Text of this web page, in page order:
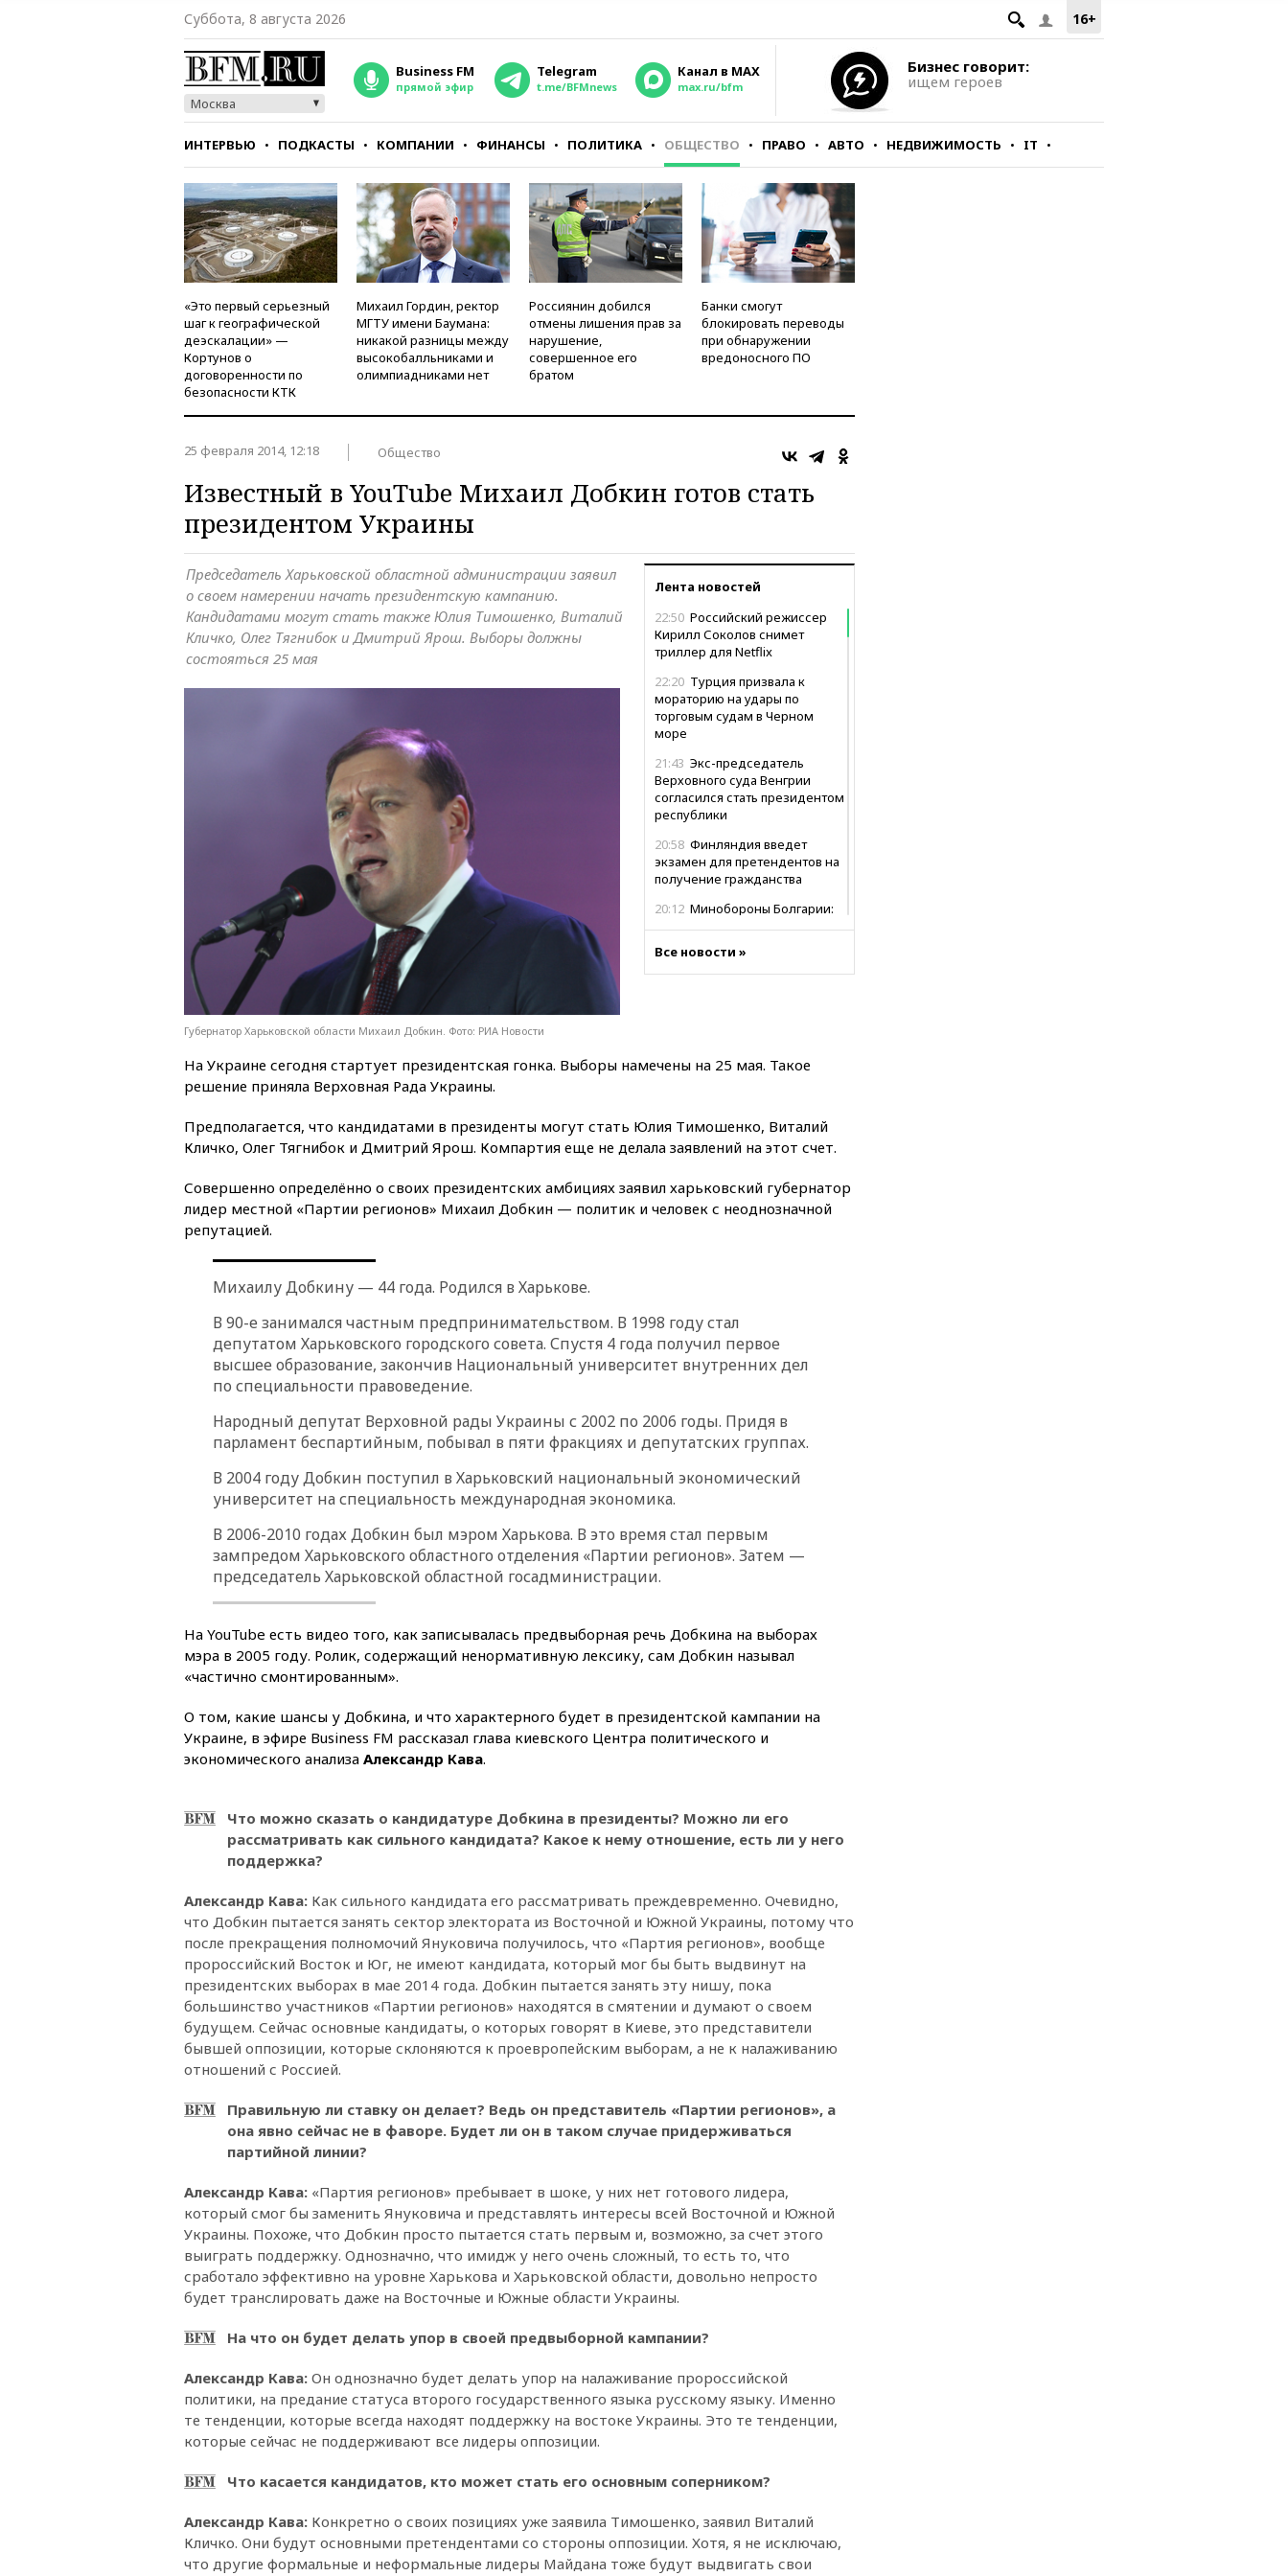
16+
Суббота, 8 августа 2026
Москва
Business FM
прямой эфир
Telegram
t.me/BFMnews
Канал в MAX
max.ru/bfm
Бизнес говорит:
ищем героев
ИНТЕРВЬЮ ПОДКАСТЫ КОМПАНИИ ФИНАНСЫ ПОЛИТИКА ОБЩЕСТВО ПРАВО АВТО НЕДВИЖИМОСТЬ IT
СТИЛЬ ТЕСТЫ
«Это первый серьезный
шаг к географической
деэскалации» —
Кортунов о
договоренности по
безопасности КТК
Михаил Гордин, ректор
МГТУ имени Баумана:
никакой разницы между
высокобалльниками и
олимпиадниками нет
Россиянин добился
отмены лишения прав за
нарушение,
совершенное его
братом
Банки смогут
блокировать переводы
при обнаружении
вредоносного ПО
25 февраля 2014, 12:18 Общество
Известный в YouTube Михаил Добкин готов стать
президентом Украины
Лента новостей
22:50 Российский режиссер
Кирилл Соколов снимет
триллер для Netflix
22:20 Турция призвала к
мораторию на удары по
торговым судам в Черном
море
21:43 Экс-председатель
Верховного суда Венгрии
согласился стать президентом
республики
20:58 Финляндия введет
экзамен для претендентов на
получение гражданства
20:12 Минобороны Болгарии:
был украинским
европейских подземных
18:25 ТАСС: Уиткофф и
Кушнер могут вскоре посетить
«Тиса» выдвинула экс-
председателя Верховного
угрозу европейскую зиму»
16:16 Беспилотник взорвался
вблизи газопровода в
Болгарии
Белгородской области погиб
мирный житель
14:54В Аргентине умер отец
судоходство в Черном море
14:20
стал Тодд Бланш
закрыты из-за опасности БПЛА
13:03Испания ввела
12:27Возгорание на Ильском
НПЗ, вызванное атакой БПЛА,
Лерчек
10:27 Движение по трассе
«Новороссия» восстановлено
09:55Силы ПВО перехватили
за утро 85 БПЛА над
территорией РФ
09:25Ильский НПЗ на Кубани
загорелся после падения
девяти БПЛА, сбитых на
подлете к Москве
регионами
08:16 Лукашенко призвал
белорусов покупать избы в
селах
07:30Нигерия стала
крупнейшим поставщиком
усилий против наркотрафика
05:30 ВМС Испании усилили
присутствие в Сеуте на фоне
03:30 В Минстрое сравнили
02:30 Трамп попросил
отпустить его с круглого стола
Все новости »
Председатель Харьковской областной администрации заявил
о своем намерении начать президентскую кампанию.
Кандидатами могут стать также Юлия Тимошенко, Виталий
Кличко, Олег Тягнибок и Дмитрий Ярош. Выборы должны
состояться 25 мая
Губернатор Харьковской области Михаил Добкин. Фото: РИА Новости
На Украине сегодня стартует президентская гонка. Выборы намечены на 25 мая. Такое
решение приняла Верховная Рада Украины.
Предполагается, что кандидатами в президенты могут стать Юлия Тимошенко, Виталий
Кличко, Олег Тягнибок и Дмитрий Ярош. Компартия еще не делала заявлений на этот счет.
Совершенно определённо о своих президентских амбициях заявил харьковский губернатор
лидер местной «Партии регионов» Михаил Добкин — политик и человек с неоднозначной
репутацией.
Михаилу Добкину — 44 года. Родился в Харькове.
В 90-е занимался частным предпринимательством. В 1998 году стал
депутатом Харьковского городского совета. Спустя 4 года получил первое
высшее образование, закончив Национальный университет внутренних дел
по специальности правоведение.
Народный депутат Верховной рады Украины с 2002 по 2006 годы. Придя в
парламент беспартийным, побывал в пяти фракциях и депутатских группах.
В 2004 году Добкин поступил в Харьковский национальный экономический
университет на специальность международная экономика.
В 2006-2010 годах Добкин был мэром Харькова. В это время стал первым
зампредом Харьковского областного отделения «Партии регионов». Затем —
председатель Харьковской областной госадминистрации.
На YouTube есть видео того, как записывалась предвыборная речь Добкина на выборах
мэра в 2005 году. Ролик, содержащий ненормативную лексику, сам Добкин называл
«частично смонтированным».
О том, какие шансы у Добкина, и что характерного будет в президентской кампании на
Украине, в эфире Business FM рассказал глава киевского Центра политического и
экономического анализа Александр Кава.
Что можно сказать о кандидатуре Добкина в президенты? Можно ли его
рассматривать как сильного кандидата? Какое к нему отношение, есть ли у него
поддержка?
Александр Кава: Как сильного кандидата его рассматривать преждевременно. Очевидно,
что Добкин пытается занять сектор электората из Восточной и Южной Украины, потому что
после прекращения полномочий Януковича получилось, что «Партия регионов», вообще
пророссийский Восток и Юг, не имеют кандидата, который мог бы быть выдвинут на
президентских выборах в мае 2014 года. Добкин пытается занять эту нишу, пока
большинство участников «Партии регионов» находятся в смятении и думают о своем
будущем. Сейчас основные кандидаты, о которых говорят в Киеве, это представители
бывшей оппозиции, которые склоняются к проевропейским выборам, а не к налаживанию
отношений с Россией.
Правильную ли ставку он делает? Ведь он представитель «Партии регионов», а
она явно сейчас не в фаворе. Будет ли он в таком случае придерживаться
партийной линии?
Александр Кава: «Партия регионов» пребывает в шоке, у них нет готового лидера,
который смог бы заменить Януковича и представлять интересы всей Восточной и Южной
Украины. Похоже, что Добкин просто пытается стать первым и, возможно, за счет этого
выиграть поддержку. Однозначно, что имидж у него очень сложный, то есть то, что
сработало эффективно на уровне Харькова и Харьковской области, довольно непросто
будет транслировать даже на Восточные и Южные области Украины.
На что он будет делать упор в своей предвыборной кампании?
Александр Кава: Он однозначно будет делать упор на налаживание пророссийской
политики, на предание статуса второго государственного языка русскому языку. Именно
те тенденции, которые всегда находят поддержку на востоке Украины. Это те тенденции,
которые сейчас не поддерживают все лидеры оппозиции.
Что касается кандидатов, кто может стать его основным соперником?
Александр Кава: Конкретно о своих позициях уже заявила Тимошенко, заявил Виталий
Кличко. Они будут основными претендентами со стороны оппозиции. Хотя, я не исключаю,
что другие формальные и неформальные лидеры Майдана тоже будут выдвигать свои